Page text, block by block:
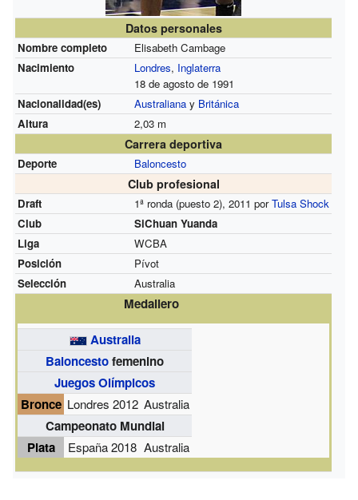
Datos personales
Nombre completo
Elisabeth Cambage
Nacimiento
Londres, Inglaterra
18 de agosto de 1991
Nacionalidad(es)
Australianay Británica
Altura
2,03 m
Carrera deportiva
Deporte Baloncesto
Club profesional
Draft 1ª ronda (puesto 2), 2011 porTulsa Shock
Club
SiChuan Yuanda
Liga
WCBA
Posición
Pívot
Selección
Australia
Medallero
Australia
Baloncestofemenino
Juegos Olímpicos
Bronce Londres 2012 Australia
Campeonato Mundial
Plata
España 2018 Australia